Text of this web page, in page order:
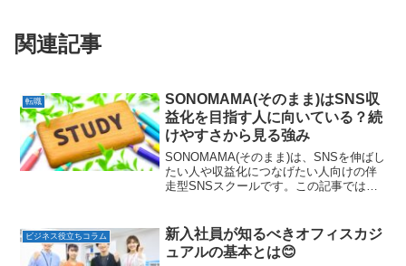
関連記事
転職
SONOMAMA(そのまま)はSNS収
益化を目指す人に向いている？続
けやすさから見る強み
SONOMAMA(そのまま)は、SNSを伸ばし
たい人や収益化につなげたい人向けの伴
走型SNSスクールです。この記事では、
でをわかりやすく整理します。
ビジネス役立ちコラム
新入社員が知るべきオフィスカジ
ュアルの基本とは😊